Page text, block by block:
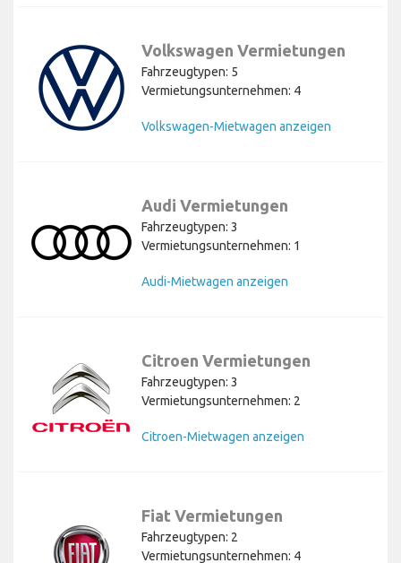
Volkswagen Vermietungen
Fahrzeugtypen: 5
Vermietungsunternehmen: 4
Volkswagen-Mietwagen anzeigen
Audi Vermietungen
Fahrzeugtypen: 3
Vermietungsunternehmen: 1
Audi-Mietwagen anzeigen
Citroen Vermietungen
Fahrzeugtypen: 3
Vermietungsunternehmen: 2
Citroen-Mietwagen anzeigen
Fiat Vermietungen
Fahrzeugtypen: 2
Vermietungsunternehmen: 4